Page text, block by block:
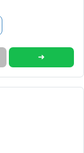
➜